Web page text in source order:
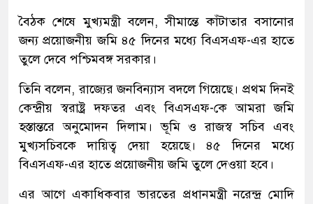
বৈঠক শেষে মুখ্যমন্ত্রী বলেন, সীমান্তে কাঁটাতার বসানোর
জন্য প্রয়োজনীয় জমি ৪৫ দিনের মধ্যে বিএসএফ-এর হাতে
তুলে দেবে পশ্চিমবঙ্গ সরকার।
তিনি বলেন, রাজ্যের জনবিন্যাস বদলে গিয়েছে। প্রথম দিনই
কেন্দ্রীয় স্বরাষ্ট্র দফতর এবং বিএসএফ-কে আমরা জমি
হস্তান্তরে অনুমোদন দিলাম। ভূমি ও রাজস্ব সচিব এবং
মুখ্যসচিবকে দায়িত্ব দেয়া হয়েছে। ৪৫ দিনের মধ্যে
বিএসএফ-এর হাতে প্রয়োজনীয় জমি তুলে দেওয়া হবে।
এর আগে একাধিকবার ভারতের প্রধানমন্ত্রী নরেন্দ্র মোদি